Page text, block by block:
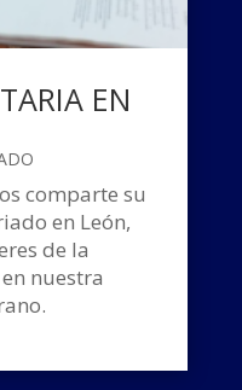
EN
comparte su
en León,
de la
nuestra